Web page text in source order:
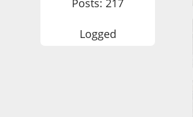
Posts: 217
Logged